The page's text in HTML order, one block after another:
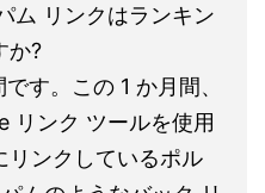
ム リンクはランキン
か?
す。この 1 か月間、
リンク ツールを使用
リンクしているポル